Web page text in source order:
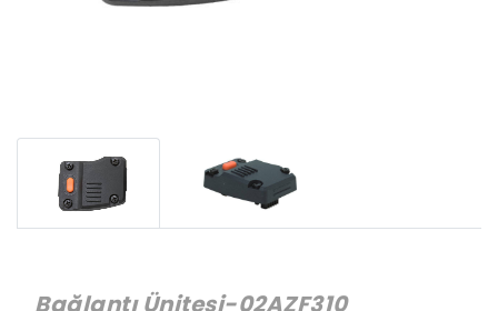
Bağlantı Ünitesi-02AZF310